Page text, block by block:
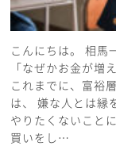
こんにちは。 相馬
「なぜかお金が増
これまでに、富裕
は、 嫌な人とは縁
やりたくないこと
買いをし…